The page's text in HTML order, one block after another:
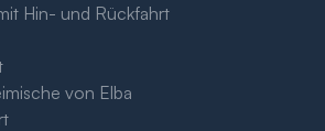
Hin- und Rückfahrt
von Elba